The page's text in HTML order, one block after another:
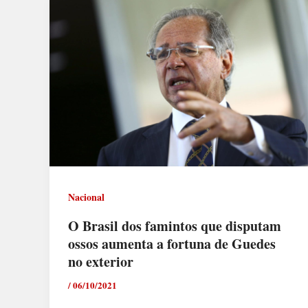
Nacional
O Brasil dos famintos que disputam
ossos aumenta a fortuna de Guedes
no exterior
/06/10/2021